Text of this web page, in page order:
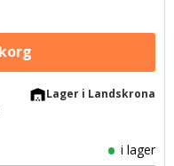
warehouseLager i Landskrona
i lager